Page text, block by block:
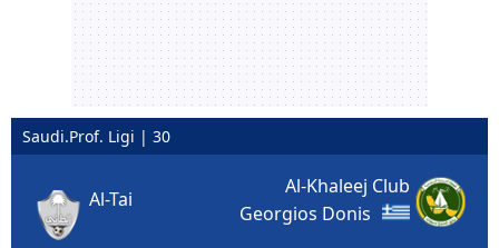
Saudi.Prof. Ligi | 30
Al-Tai
Al-Khaleej Club
Georgios Donis